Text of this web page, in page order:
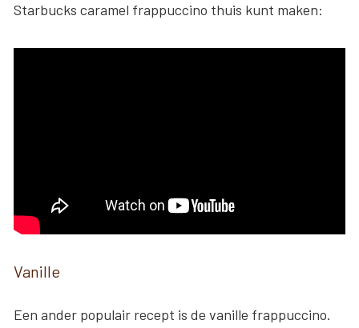
Starbucks caramel frappuccino thuis kunt maken:
Vanille
Een ander populair recept is de vanille frappuccino.